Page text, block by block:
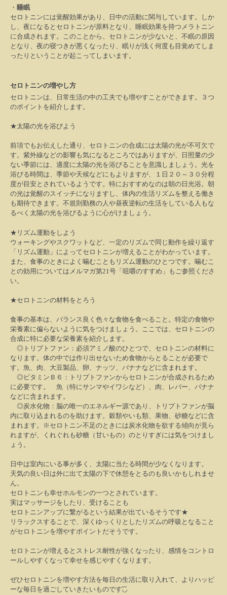
・ 睡眠
セロトニンには覚醒効果があり、日中の活動に関与しています。しか
し、夜になるとセロトニンが原料となり、睡眠効果を持つメラトニン
に合成されます。このことから、セロトニンが少ないと、不眠の原因
となり、夜の寝つきが悪くなったり、眠りが浅く何度も目覚めてしま
ったりということが起こってしまいます。
セロトニンの増やし方
セロトニンは、日常生活の中の工夫でも増やすことができます。３つ
のポイントを紹介します。
★太陽の光を浴びよう
前項でもお伝えした通り、セロトニンの合成には太陽の光が不可欠で
す。紫外線などの影響も気になるところではありますが、日照量の少
ない季節には、適度に太陽の光を浴びることを意識しましょう。光を
浴びる時間は、季節や天候などにもよりますが、１日２０～３０分程
度が目安とされているようです。特におすすめなのは朝の日光浴。朝
の光は覚醒のスイッチになりますし、体内の生活リズムを整える働き
も期待できます。不規則勤務の人や昼夜逆転の生活をしている人もな
るべく太陽の光を浴びるように心がけましょう。
★ リズム運動をしよう
ウォーキングやスクワットなど、一定のリズムで同じ動作を繰り返す
「リズム運動」によってセロトニンが増えることがわかっています。
また、食事のときによく噛むこともリズム運動のひとつです。噛むこ
との効用についてはメルマガ第21 号「咀嚼のすすめ」もご参照くださ
い。
★セロトニンの材料をとろう
食事の基本は、バランス良く色々な食物を食べること。特定の食物や
栄養素に偏らないように気をつけましょう。ここでは、セロトニンの
合成に特に必要な栄養素を紹介します。
◎トリプトファン：必須アミノ酸のひとつで、セロトニンの材料に
なります。体の中では作り出せないため食物からとることが必要で
す。魚、肉、大豆製品、卵、ナッツ、バナナなどに含まれます。
◎ビタミンＢ６：トリプトファンからセロトニンが合成されるため
に必要です。 魚（特にサンマやイワシなど）、肉、レバー、バナナ
などに含まれます。
◎炭水化物：脳の唯一のエネルギー源であり、トリプトファンが脳
内に取り込まれるのを助けます。穀類やいも類、果物、砂糖などに含
まれます。※セロトニン不足のときには炭水化物を欲する傾向が見ら
れますが、くれぐれも砂糖（甘いもの）のとりすぎには気をつけまし
ょう。
日中は室内にいる事が多く、太陽に当たる時間が少なくなります。
天気の良い日は外に出て太陽の下で休憩をとるのも良いかもしれませ
ん。
セロトニンも幸せホルモンの一つとされています。
実はマッサージをしたり、受けることも
セロトニンアップに繋がるという結果が出ているそうです★
リラックスすることで、深くゆっくりとしたリズムの呼吸となること
がセロトニンを増やすポイントだそうです。
セロトニンが増えるとストレス耐性が強くなったり、感情をコントロ
ールしやすくなって幸せを感じやすくなります。
ぜひセロトニンを増やす方法を毎日の生活に取り入れて、よりハッピ
ーな毎日を過ごしていきたいものです◟̆◞̆